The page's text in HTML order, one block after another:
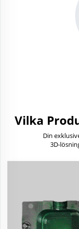
Vilka
Din
3D-